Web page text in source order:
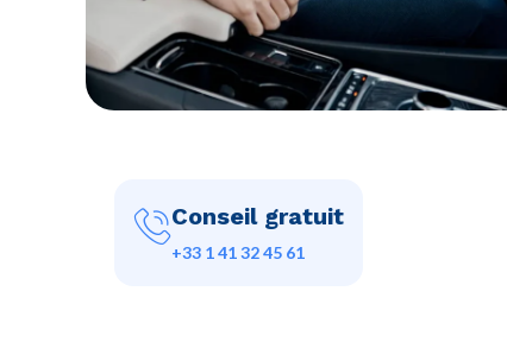
Conseil gratuit
+33 1 41 32 45 61